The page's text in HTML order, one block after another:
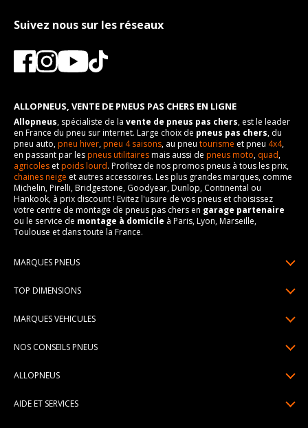
Suivez nous sur les réseaux
ALLOPNEUS, VENTE DE PNEUS PAS CHERS EN LIGNE
Allopneus, spécialiste de la vente de pneus pas chers, est le leader
en France du pneu sur internet. Large choix de pneus pas chers, du
pneu auto,pneu hiver,pneu 4 saisons, au pneu tourisme et pneu 4x4,
en passant par lespneus utilitairesmais aussi de pneus moto, quad,
agricoles etpoids lourd. Profitez de nos promos pneus à tous les prix,
chaines neige et autres accessoires. Les plus grandes marques, comme
Michelin, Pirelli, Bridgestone, Goodyear, Dunlop, Continental ou
Hankook, à prix discount ! Evitez l'usure de vos pneus et choisissez
votre centre de montage de pneus pas chers en garage partenaire
ou le service de montage à domicile à Paris, Lyon, Marseille,
Toulouse et dans toute la France.
MARQUES PNEUS
Pneus Continental
Pneus Hankook
Pneus Dunlop
TOP DIMENSIONS
195/65R15
205/60R16
MARQUES VEHICULES
Peugeot
NOS CONSEILS PNEUS
Pression pneu
ALLOPNEUS
AIDE ET SERVICES